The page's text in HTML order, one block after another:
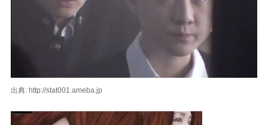
出典: http://stat001.ameba.jp